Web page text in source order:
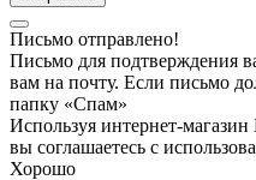
Письмо отправлено!
Письмо для подтверждения
вам на почту. Если письмо
папку «Спам»
Используя интернет-магазин
вы соглашаетесь с
Хорошо